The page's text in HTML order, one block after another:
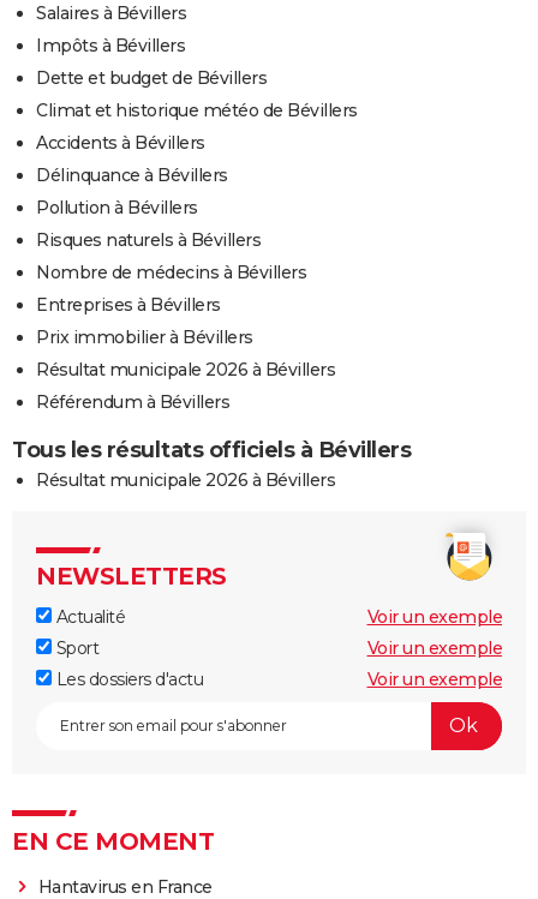
Salaires à Bévillers
Impôts à Bévillers
Dette et budget de Bévillers
Climat et historique météo de Bévillers
Accidents à Bévillers
Délinquance à Bévillers
Pollution à Bévillers
Risques naturels à Bévillers
Nombre de médecins à Bévillers
Entreprises à Bévillers
Prix immobilier à Bévillers
Résultat municipale 2026 à Bévillers
Référendum à Bévillers
Tous les résultats officiels à Bévillers
Résultat municipale 2026 à Bévillers
NEWSLETTERS
Actualité
Voir un exemple
Sport
Voir un exemple
Les dossiers d'actu
Voir un exemple
EN CE MOMENT
Hantavirus en France